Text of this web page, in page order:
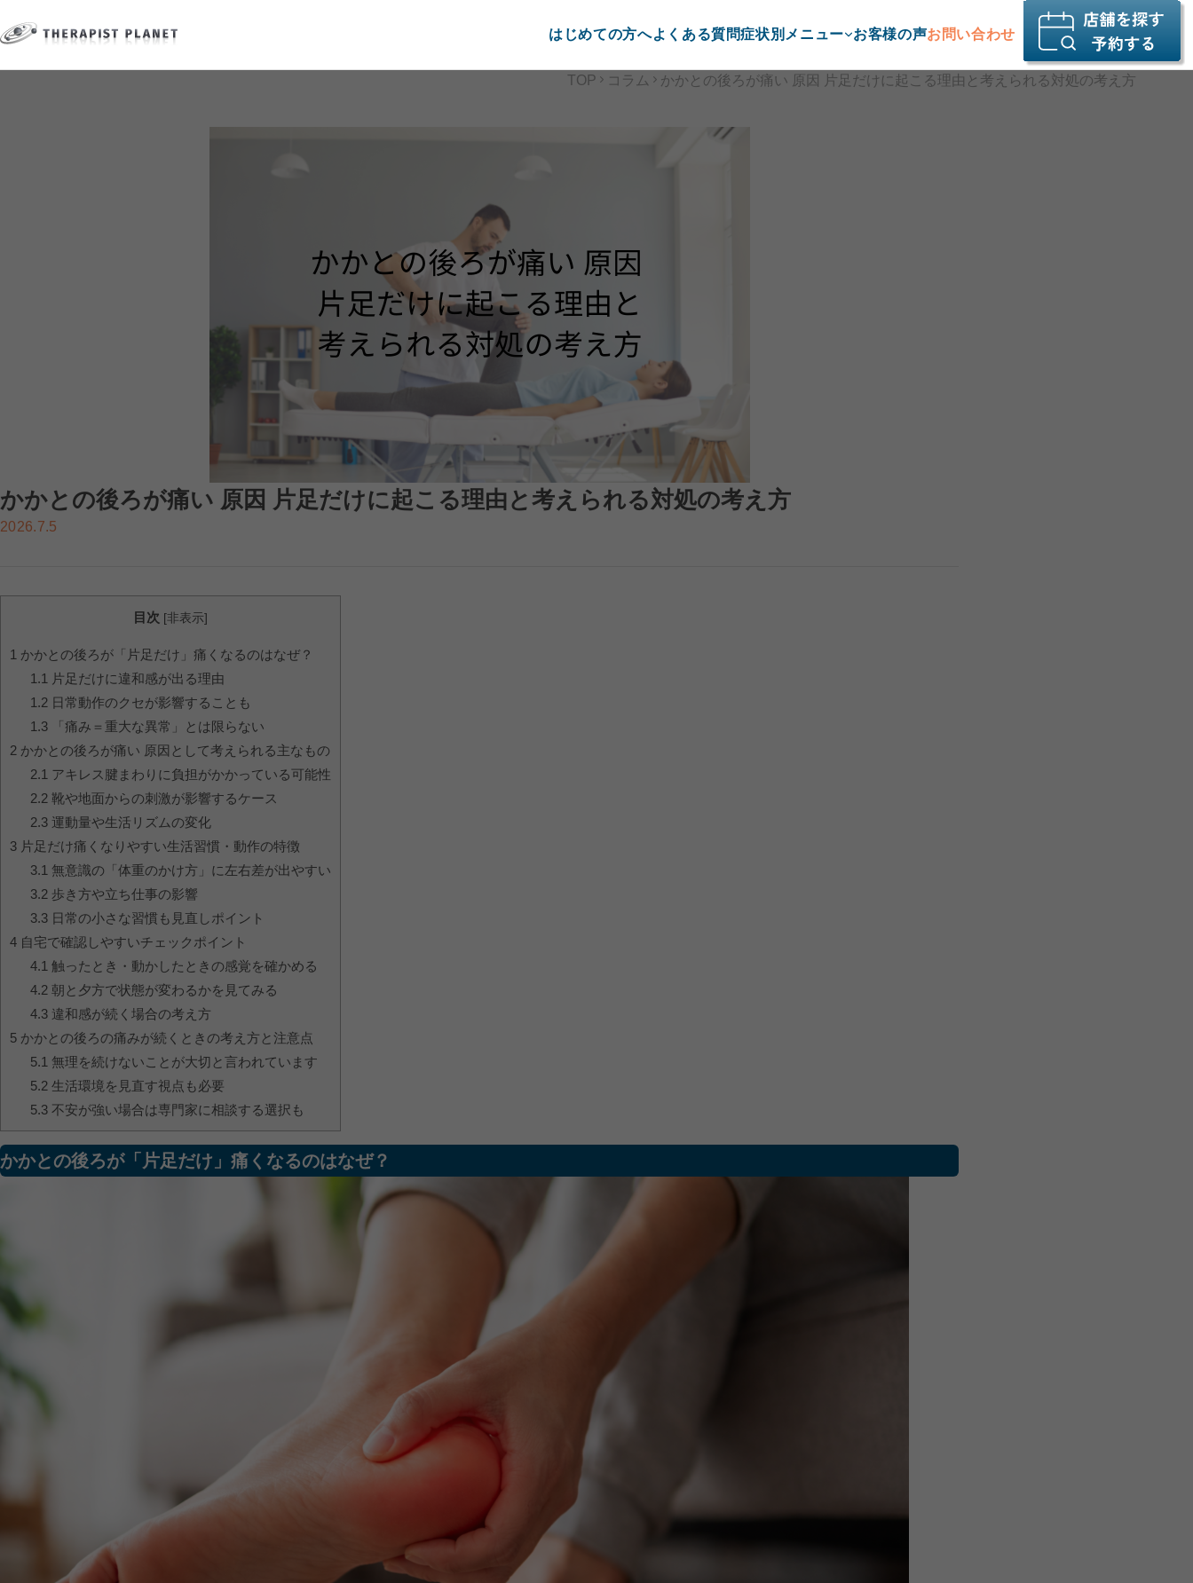
はじめての方へよくある質問症状別メニュー お客様の声お問い合わせ
TOP コラム かかとの後ろが痛い 原因 片足だけに起こる理由と考えられる対処の考え方
かかとの後ろが痛い 原因 片足だけに起こる理由と考えられる対処の考え方
2026.7.5
目次 [非表示]
1 かかとの後ろが「片足だけ」痛くなるのはなぜ？
1.1 片足だけに違和感が出る理由
1.2日常動作のクセが影響することも
1.3「痛み＝重大な異常」とは限らない
2 かかとの後ろが痛い 原因として考えられる主なもの
2.1 アキレス腱まわりに負担がかかっている可能性
2.2靴や地面からの刺激が影響するケース
2.3運動量や生活リズムの変化
3 片足だけ痛くなりやすい生活習慣・動作の特徴
3.1 無意識の「体重のかけ方」に左右差が出やすい
3.2歩き方や立ち仕事の影響
3.3日常の小さな習慣も見直しポイント
4 自宅で確認しやすいチェックポイント
4.1 触ったとき・動かしたときの感覚を確かめる
4.2朝と夕方で状態が変わるかを見てみる
4.3違和感が続く場合の考え方
5 かかとの後ろの痛みが続くときの考え方と注意点
5.1 無理を続けないことが大切と言われています
5.2生活環境を見直す視点も必要
5.3不安が強い場合は専門家に相談する選択も
かかとの後ろが「片足だけ」痛くなるのはなぜ？